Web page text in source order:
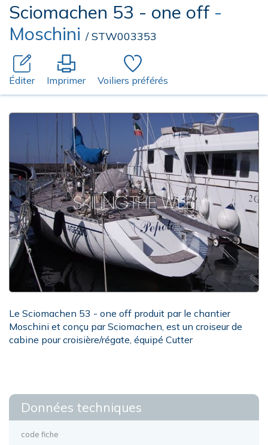
Sciomachen 53 - one off -
Moschini / STW003353
Éditer Imprimer Voiliers préférés
Le Sciomachen 53 - one off produit par le chantier
Moschini et conçu par Sciomachen, est un croiseur de
cabine pour croisière/régate, équipé Cutter
Données techniques
code fiche